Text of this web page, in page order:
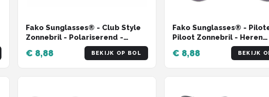
Fako Sunglasses® - Club Style
Zonnebril - Polariserend -
Dames - Heren - Zwart/Goud -
Zilver
€ 8,88 BEKIJK OP BOL
Fako Sunglasses® -
Piloot Zonnebril - Heren
Zonnebril - Dames
Zilver - Donkerblauw
€ 8,88 BEKIJK